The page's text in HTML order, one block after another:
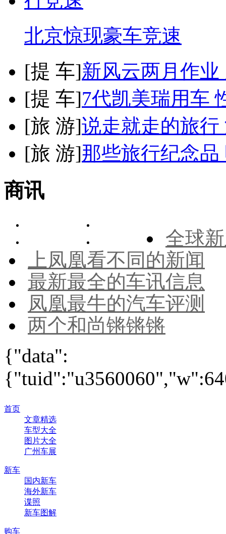
北京惊现豪车竞速
[提 车]新风云两月作
[提 车]7代凯美瑞用车
[旅 游]说走就走的旅
[旅 游]那些旅行纪念
商讯
全球
上凤凰看不同的新闻
最新最全的车讯信息
凤凰最牛的汽车评测
两个和尚锵锵锵
{"data":
首页
文章精选
车型大全
图片大全
广州车展
新车
国内新车
海外新车
谍照
新车图解
购车